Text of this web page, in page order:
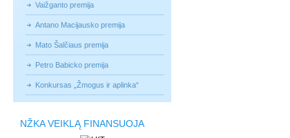
Vaižganto premija
Antano Macijausko premija
Mato Šalčiaus premija
Petro Babicko premija
Konkursas „Žmogus ir aplinka“
NŽKA VEIKLĄ FINANSUOJA